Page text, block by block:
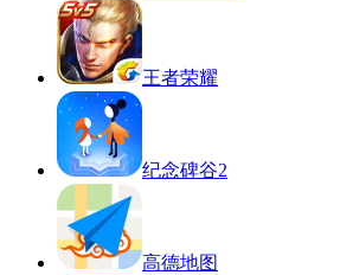
王者荣耀
纪念碑谷2
高德地图